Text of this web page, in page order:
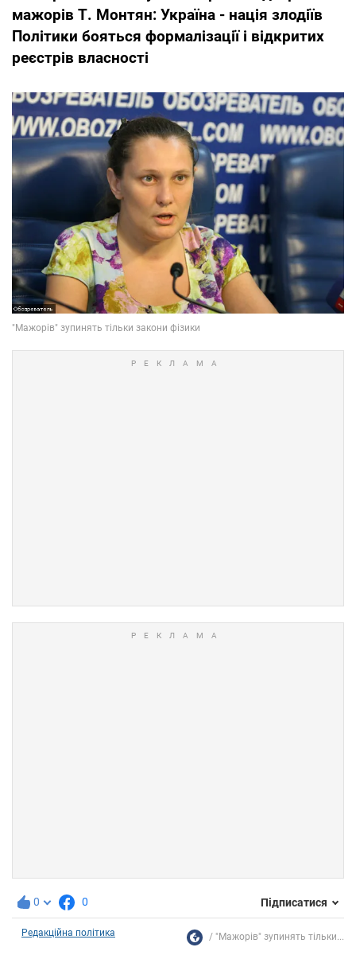
мажорів Т. Монтян: Україна - нація злодіїв
Політики бояться формалізації і відкритих
реєстрів власності
0 0 Підписатися
Редакційна політика "Мажорів" зупинять тільки...